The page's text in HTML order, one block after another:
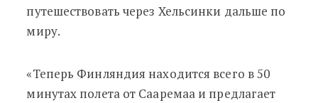
путешествовать через Хельсинки дальше по
миру.
«Теперь Финляндия находится всего в 50
минутах полета от Сааремаа и предлагает